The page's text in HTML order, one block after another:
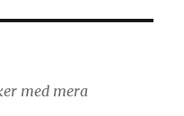
med mera